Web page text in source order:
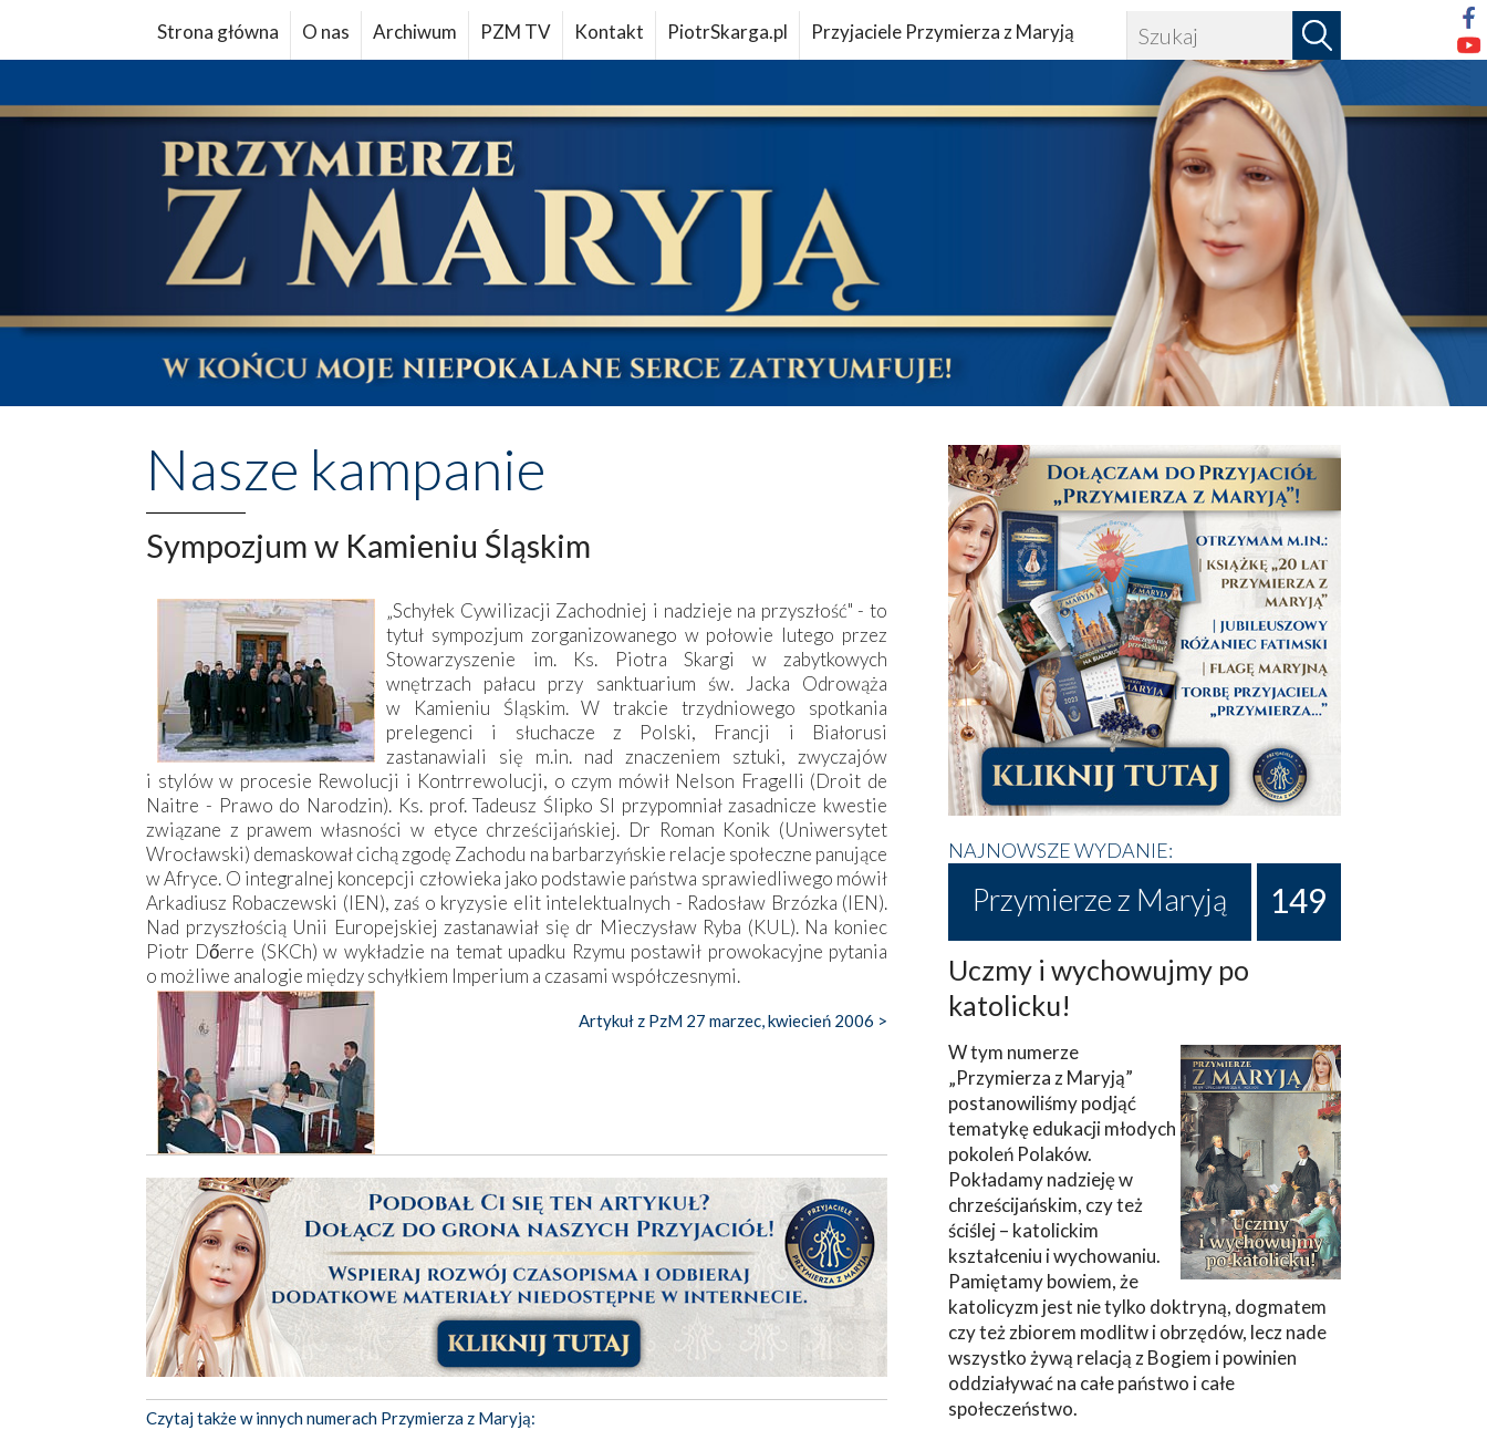
Strona główna O nas Archiwum PZM TV Kontakt PiotrSkarga.pl Przyjaciele Przymierza z Maryją
Nasze kampanie
Sympozjum w Kamieniu Śląskim
„Schyłek Cywilizacji Zachodniej i nadzieje na przyszłość" - to
tytuł sympozjum zorganizowanego w połowie lutego przez
Stowarzyszenie im. Ks. Piotra Skargi w zabytkowych
wnętrzach pałacu przy sanktuarium św. Jacka Odrowąża
w Kamieniu Śląskim. W trakcie trzydniowego spotkania
prelegenci i słuchacze z Polski, Francji i Białorusi
zastanawiali się m.in. nad znaczeniem sztuki, zwyczajów
i stylów w procesie Rewolucji i Kontrrewolucji, o czym mówił Nelson Fragelli (Droit de
Naitre - Prawo do Narodzin). Ks. prof. Tadeusz Ślipko SI przypomniał zasadnicze kwestie
związane z prawem własności w etyce chrześcijańskiej. Dr Roman Konik (Uniwersytet
Wrocławski) demaskował cichą zgodę Zachodu na barbarzyńskie relacje społeczne panujące
w Afryce. O integralnej koncepcji człowieka jako podstawie państwa sprawiedliwego mówił
Arkadiusz Robaczewski (IEN), zaś o kryzysie elit intelektualnych - Radosław Brzózka (IEN).
Nad przyszłością Unii Europejskiej zastanawiał się dr Mieczysław Ryba (KUL). Na koniec
Piotr Dőerre (SKCh) w wykładzie na temat upadku Rzymu postawił prowokacyjne pytania
o możliwe analogie między schyłkiem Imperium a czasami współczesnymi.
Artykuł z PzM 27 marzec, kwiecień 2006 >
Czytaj także w innych numerach Przymierza z Maryją:
NAJNOWSZE WYDANIE:
Przymierze z Maryją 149
Uczmy i wychowujmy po
katolicku!
W tym numerze
„Przymierza z Maryją”
postanowiliśmy podjąć
tematykę edukacji młodych
pokoleń Polaków.
Pokładamy nadzieję w
chrześcijańskim, czy też
ściślej – katolickim
kształceniu i wychowaniu.
Pamiętamy bowiem, że
katolicyzm jest nie tylko doktryną, dogmatem
czy też zbiorem modlitw i obrzędów, lecz nade
wszystko żywą relacją z Bogiem i powinien
oddziaływać na całe państwo i całe
społeczeństwo.